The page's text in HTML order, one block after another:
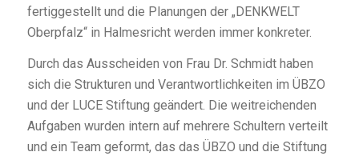
fertiggestellt und die Planungen der „DENKWELT
Oberpfalz“ in Halmesricht werden immer konkreter.
Durch das Ausscheiden von Frau Dr. Schmidt haben
sich die Strukturen und Verantwortlichkeiten im ÜBZO
und der LUCE Stiftung geändert. Die weitreichenden
Aufgaben wurden intern auf mehrere Schultern verteilt
und ein Team geformt, das das ÜBZO und die Stiftung